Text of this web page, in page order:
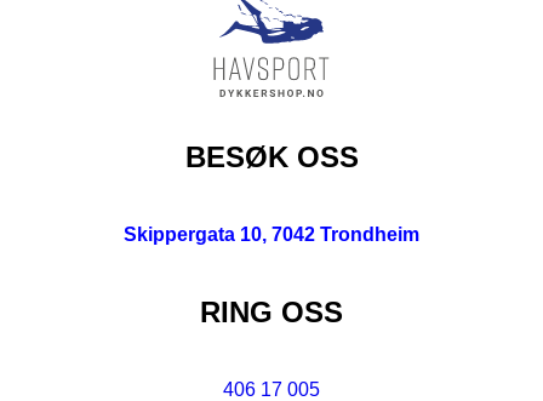
BESØK OSS
Skippergata 10, 7042 Trondheim
RING OSS
406 17 005